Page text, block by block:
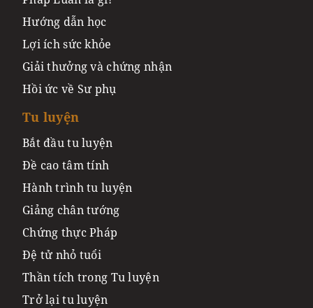
Hướng dẫn học
Lợi ích sức khỏe
Giải thưởng và chứng nhận
Hồi ức về Sư phụ
Tu luyện
Bắt đầu tu luyện
Đề cao tâm tính
Hành trình tu luyện
Giảng chân tướng
Chứng thực Pháp
Đệ tử nhỏ tuổi
Thần tích trong Tu luyện
Trở lại tu luyện